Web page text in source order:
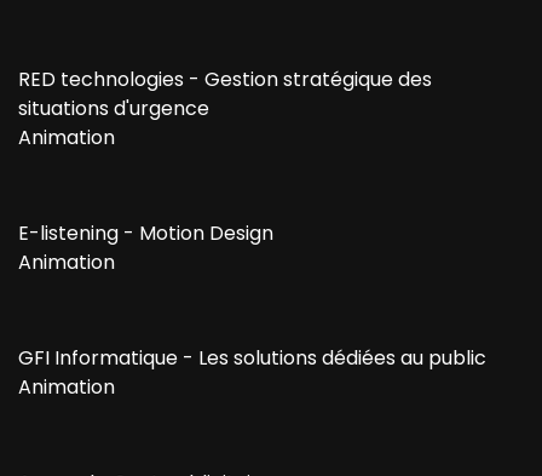
RED technologies - Gestion stratégique des
situations d'urgence
Animation
E-listening - Motion Design
Animation
GFI Informatique - Les solutions dédiées au public
Animation